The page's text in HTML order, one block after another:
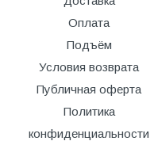
Оплата
Подъём
Условия возврата
Публичная оферта
Политика
конфиденциальности